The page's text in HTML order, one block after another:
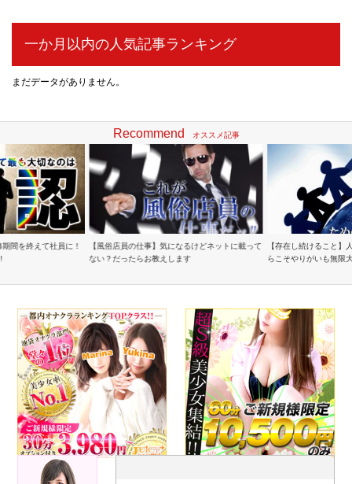
一か月以内の人気記事ランキング
まだデータがありません。
間を終えて社員に！
【風俗店員の仕事】気になるけどネットに載って
ない？だったらお教えします
【存在し続けること】
らこそやりがいも無限
Recommend オススメ記事